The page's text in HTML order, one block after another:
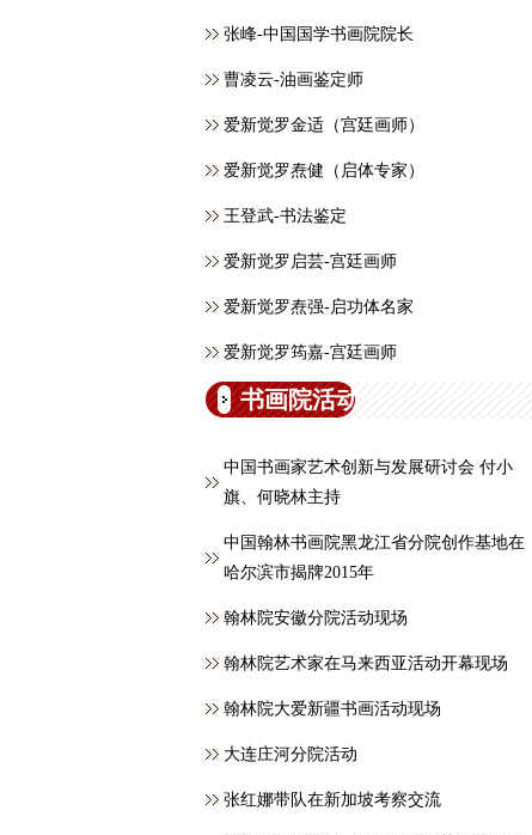
张峰-中国国学书画院院长
曹凌云-油画鉴定师
爱新觉罗金适（宫廷画师）
爱新觉罗焘健（启体专家）
王登武-书法鉴定
爱新觉罗启芸-宫廷画师
爱新觉罗焘强-启功体名家
爱新觉罗筠嘉-宫廷画师
书画院活动
中国书画家艺术创新与发展研讨会 付小
旗、何晓林主持
中国翰林书画院黑龙江省分院创作基地在
哈尔滨市揭牌2015年
翰林院安徽分院活动现场
翰林院艺术家在马来西亚活动开幕现场
翰林院大爱新疆书画活动现场
大连庄河分院活动
张红娜带队在新加坡考察交流